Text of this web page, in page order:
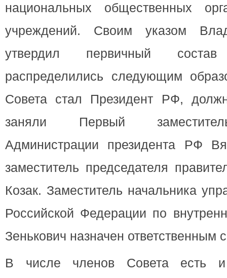
национальных общественных
учреждений. Своим указом
утвердил первичный
распределились следующим
Совета стал Президент РФ,
заняли Первый
Администрации президента РФ
заместитель председателя
Козак. Заместитель начальника
Российской Федерации по
Зенькович назначен ответственным
В числе членов Совета есть и